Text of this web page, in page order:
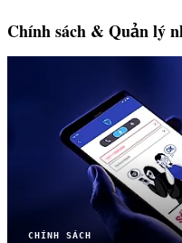
Chính sách & Quản lý
CHÍNH SÁCH